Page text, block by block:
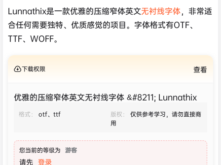
Lunnathix是一款优雅的压缩窄体英文无衬线字体，非常适
合任何需要独特、优质感觉的项目。字体格式有OTF、
TTF、WOFF。
下载权限 查看
优雅的压缩窄体英文无衬线字体 &#8211; Lunnathix
格式： otf、ttf 版权：
仅供参考学习，请勿直接商
用
您当前的等级为 游客
请先 登录